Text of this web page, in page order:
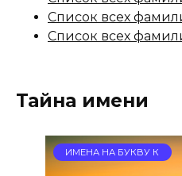
Список всех
Список всех
Тайна имени
ИМЕНА НА БУКВУ К